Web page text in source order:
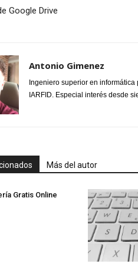
Google Drive
Antonio Gimenez
Ingeniero superior en
IARFID. Especial interés desde
Más del autor
Gratis Online